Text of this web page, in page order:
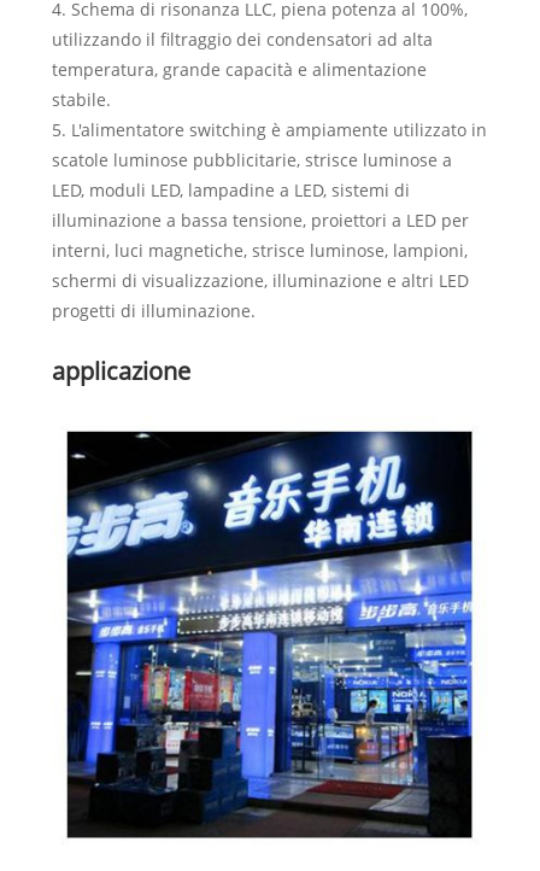
4. Schema di risonanza LLC, piena potenza al 100%,
utilizzando il filtraggio dei condensatori ad alta
temperatura, grande capacità e alimentazione
stabile.
5. L'alimentatore switching è ampiamente utilizzato in
scatole luminose pubblicitarie, strisce luminose a
LED, moduli LED, lampadine a LED, sistemi di
illuminazione a bassa tensione, proiettori a LED per
interni, luci magnetiche, strisce luminose, lampioni,
schermi di visualizzazione, illuminazione e altri LED
progetti di illuminazione.
applicazione